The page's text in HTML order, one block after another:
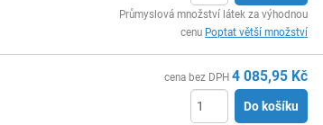
Průmyslová množství látek za výhodnou
cenu Poptat větší množství
cena bez DPH 4 085,95 Kč
Do košíku